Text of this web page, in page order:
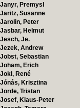
Janyr, Premysl
Jaritz, Susanne
Jarolin, Peter
Jasbar, Helmut
Jesch, Je.
Jezek, Andrew
Jobst, Sebastian
Joham, Erich
Jokl, René
Jónás, Krisztina
Jorde, Tristan
Josef, Klaus-Peter